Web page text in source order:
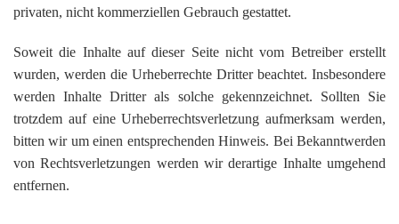
privaten, nicht kommerziellen Gebrauch gestattet.
Soweit die Inhalte auf dieser Seite nicht vom Betreiber erstellt
wurden, werden die Urheberrechte Dritter beachtet. Insbesondere
werden Inhalte Dritter als solche gekennzeichnet. Sollten Sie
trotzdem auf eine Urheberrechtsverletzung aufmerksam werden,
bitten wir um einen entsprechenden Hinweis. Bei Bekanntwerden
von Rechtsverletzungen werden wir derartige Inhalte umgehend
entfernen.